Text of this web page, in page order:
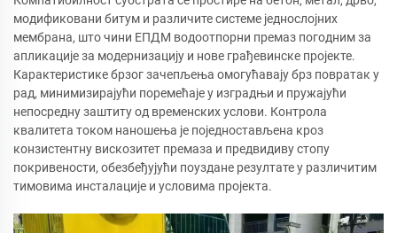
модификовани битум и различите системе једнослојних
мембрана, што чини ЕПДМ водоотпорни премаз погодним за
апликације за модернизацију и нове грађевинске пројекте.
Карактеристике брзог зачепљења омогућавају брз повратак у
рад, минимизирајући поремећаје у изградњи и пружајући
непосредну заштиту од временских услови. Контрола
квалитета током наношења је поједностављена кроз
конзистентну вискозитет премаза и предвидиву стопу
покривености, обезбеђујући поуздане резултате у различитим
тимовима инсталације и условима пројекта.